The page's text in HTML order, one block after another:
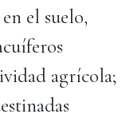
el suelo,
agrícola;